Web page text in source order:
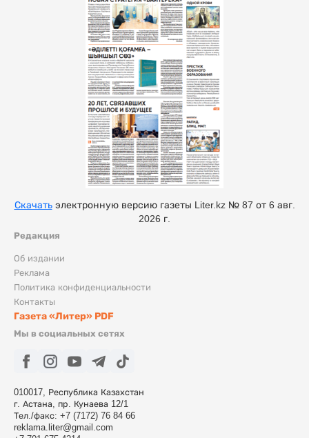
Редакция
Об издании
Реклама
Политика конфиденциальности
Контакты
Газета «Литер» PDF
Мы в социальных сетях
010017, Республика Казахстан
г. Астана, пр. Кунаева 12/1
Тел./факс: +7 (7172) 76 84 66
reklama.liter@gmail.com
Скачатьэлектронную версию газеты Liter.kz № 87 от 6 авг.
2026 г.